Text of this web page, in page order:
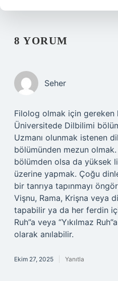
8 YORUM
Seher
Filolog olmak için gereken
Üniversitede Dilbilimi
Uzmanı olunmak istenen
bölümünden mezun
bölümden olsa da yüksek
üzerine yapmak. Çoğu
bir tanrıya tapınmayı
Vişnu, Rama, Krişna veya
tapabilir ya da her ferdin
Ruh”a veya “Yıkılmaz
olarak anılabilir.
Ekim 27, 2025 Yanıtla